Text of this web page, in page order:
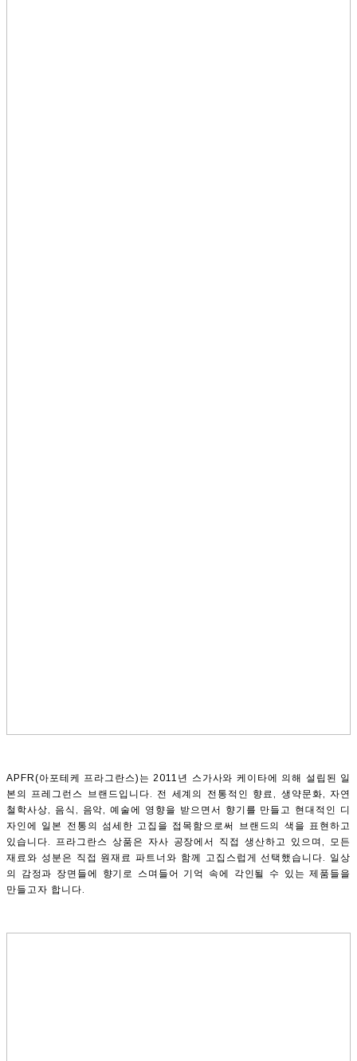
APFR(아포테케 프라그란스)는 2011년 스가사와 케이타에 의해 설립된 일
본의 프레그런스 브랜드입니다. 전 세계의 전통적인 향료, 생약문화, 자연
철학사상, 음식, 음악, 예술에 영향을 받으면서 향기를 만들고 현대적인 디
자인에 일본 전통의 섬세한 고집을 접목함으로써 브랜드의 색을 표현하고
있습니다. 프라그란스 상품은 자사 공장에서 직접 생산하고 있으며, 모든
재료와 성분은 직접 원재료 파트너와 함께 고집스럽게 선택했습니다. 일상
의 감정과 장면들에 향기로 스며들어 기억 속에 각인될 수 있는 제품들을
만들고자 합니다.